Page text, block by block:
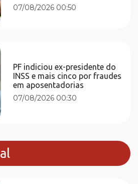
07/08/2026 00:50
PF indiciou ex-presidente do
INSS e mais cinco por fraudes
em aposentadorias
07/08/2026 00:30